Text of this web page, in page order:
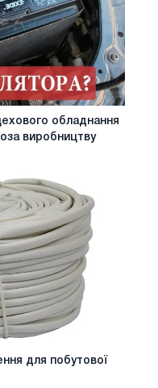
обладнання
виробництву
для побутової